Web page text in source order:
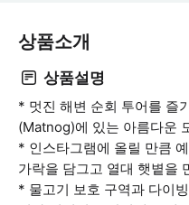
상품소개
상품설명
* 멋진 해변 순회 투어를 즐
(Matnog)에 있는 아름다운
* 인스타그램에 올릴 만큼
가락을 담그고 열대 햇볕을
* 물고기 보호 구역과 다이